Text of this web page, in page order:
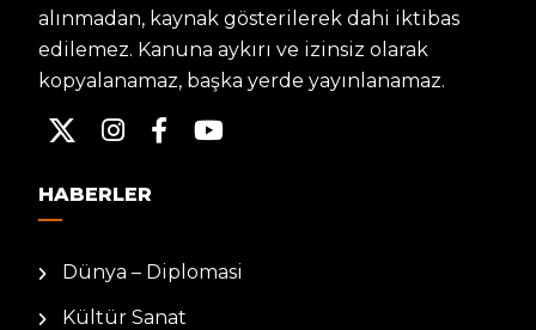
alınmadan, kaynak gösterilerek dahi iktibas
edilemez. Kanuna aykırı ve izinsiz olarak
kopyalanamaz, başka yerde yayınlanamaz.
HABERLER
Dünya – Diplomasi
Kültür Sanat